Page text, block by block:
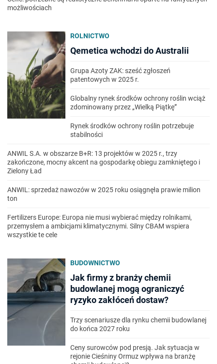
możliwościach
ROLNICTWO
Qemetica wchodzi do Australii
Grupa Azoty ZAK: sześć zgłoszeń
patentowych w 2025 r.
Globalny rynek środków ochrony roślin wciąż
zdominowany przez „Wielką Piątkę”
Rynek środków ochrony roślin potrzebuje
stabilności
ANWIL S.A. w obszarze B+R: 13 projektów w 2025 r., trzy
zakończone, mocny akcent na gospodarkę obiegu zamkniętego i
Zielony Ład
ANWIL: sprzedaż nawozów w 2025 roku osiągnęła prawie milion
ton
Fertilizers Europe: Europa nie musi wybierać między rolnikami,
przemysłem a ambicjami klimatycznymi. Silny CBAM wspiera
wszystkie te cele
BUDOWNICTWO
Jak firmy z branży chemii
budowlanej mogą ograniczyć
ryzyko zakłóceń dostaw?
Trzy scenariusze dla rynku chemii budowlanej
do końca 2027 roku
Ceny surowców pod presją. Jak sytuacja w
rejonie Cieśniny Ormuz wpływa na branżę